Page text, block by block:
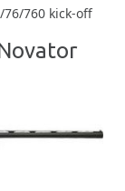
76/760 kick-off